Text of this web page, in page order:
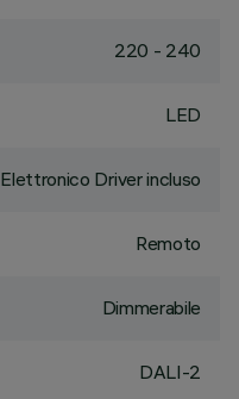
220 - 240
LED
Elettronico Driver incluso
Remoto
Dimmerabile
DALI-2